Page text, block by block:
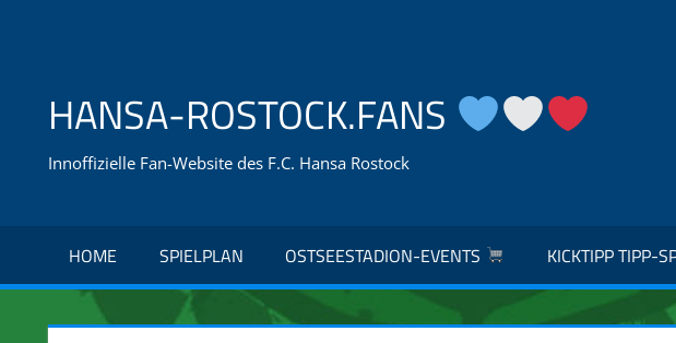
HANSA-ROSTOCK.FANS
Innoffizielle Fan-Website des F.C. Hansa Rostock
HOME SPIELPLAN OSTSEESTADION-EVENTS KICKTIPP TIPP-